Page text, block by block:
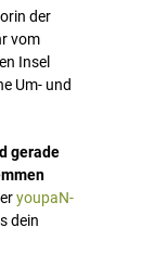
der
vom
Insel
Um- und
gerade
youpaN-
dein